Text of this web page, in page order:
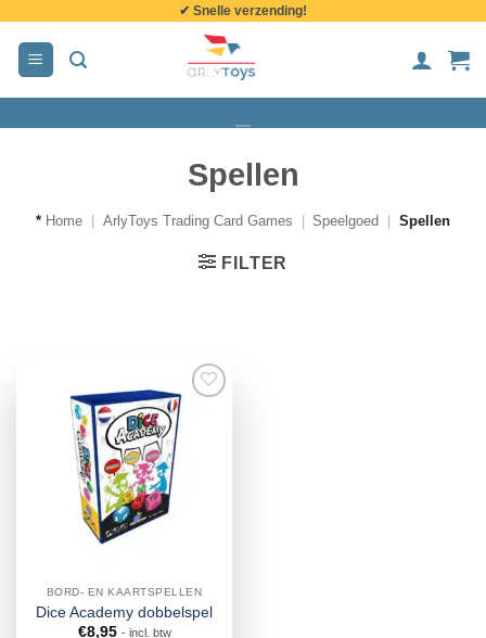
inhoud
✔ Snelle verzending!
Spellen
* Home ArlyToys Trading Card Games Speelgoed Spellen
FILTER
BORD- EN KAARTSPELLEN
Dice Academy dobbelspel
€8,95 - incl. btw